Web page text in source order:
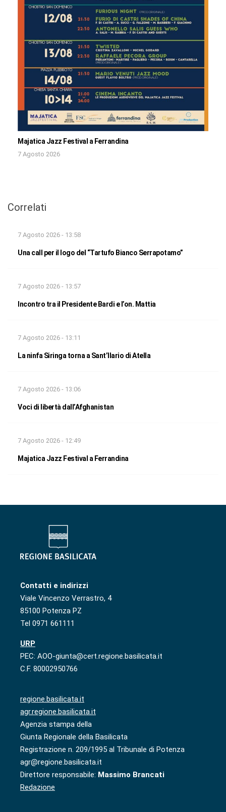
Majatica Jazz Festival a Ferrandina
7 Agosto 2026
Correlati
7 Agosto 2026 - 13:58
Una call per il logo del “Tartufo Bianco Serrapotamo”
7 Agosto 2026 - 13:57
Incontro tra il Presidente Bardi e l’on. Mattia
7 Agosto 2026 - 13:11
La ninfa Siringa torna a Sant’Ilario di Atella
7 Agosto 2026 - 13:06
Voci di libertà dall’Afghanistan
7 Agosto 2026 - 12:49
Majatica Jazz Festival a Ferrandina
Contatti e indirizzi
Viale Vincenzo Verrastro, 4
85100 Potenza PZ
Tel 0971 661111
URP
PEC: AOO-giunta@cert.regione.basilicata.it
C.F. 80002950766
regione.basilicata.it
agr.regione.basilicata.it
Agenzia stampa della
Giunta Regionale della Basilicata
Registrazione n. 209/1995 al Tribunale di Potenza
agr@regione.basilicata.it
Direttore responsabile: Massimo Brancati
Redazione